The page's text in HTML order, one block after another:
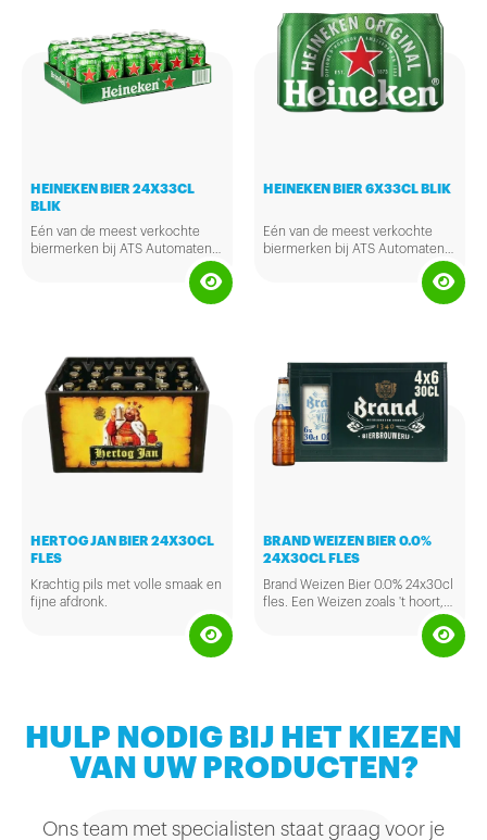
HEINEKEN BIER 24X33CL
BLIK
Eén van de meest verkochte
biermerken bij ATS Automaten
HEINEKEN BIER 6X33CL BLIK
Eén van de meest verkochte
biermerken bij ATS Automaten
HERTOG JAN BIER 24X30CL
FLES
Krachtig pils met volle smaak en
fijne afdronk.
BRAND WEIZEN BIER 0.0%
24X30CL FLES
Brand Weizen Bier 0.0% 24x30cl
fles. Een Weizen zoals 't hoort,
maar dan lekker alcoholvrij, met
een extra frisse, fruitige smaak
HULP NODIG BIJ HET KIEZEN
VAN UW PRODUCTEN?
Ons team met specialisten staat graag voor je